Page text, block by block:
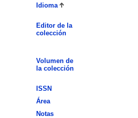
Idioma
Editor de la
colección
Volumen de
la colección
ISSN
Área
Notas